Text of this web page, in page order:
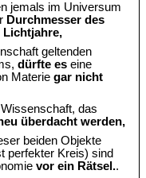
jemals im Universum
Durchmesser des
Lichtjahre,
geltenden
dürfte eseine
Materiegar nicht
das
überdacht werden,
beiden Objekte
perfekter Kreis) sind
vor ein Rätsel..